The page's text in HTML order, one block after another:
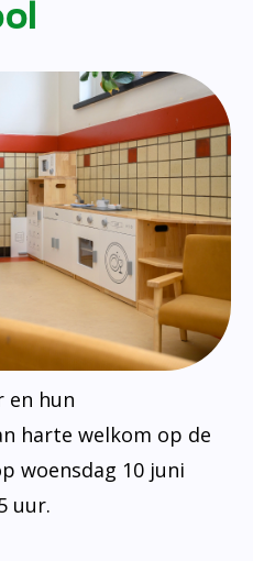
en hun
harte welkom op de
woensdag 10 juni
uur.